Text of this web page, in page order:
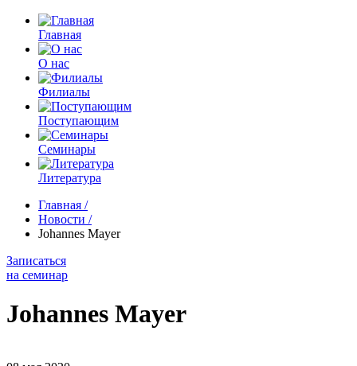
Главная
О нас
Филиалы
Поступающим
Семинары
Литература
Главная /
Новости /
Johannes Mayer
Записаться
на семинар
Johannes Mayer